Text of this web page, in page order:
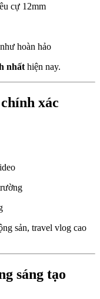
cự 12mm
hoàn hảo
nhất hiện nay.
xác
sản, travel vlog cao
sáng tạo